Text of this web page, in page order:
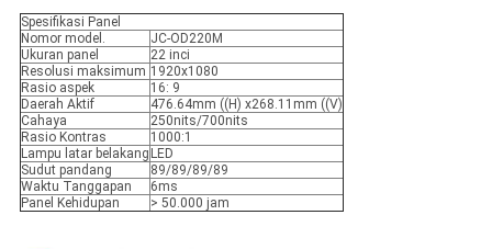
Spesifikasi Panel
Nomor model.
JC-OD220M
Ukuran panel
22 inci
Resolusi maksimum 1920x1080
Rasio aspek
16: 9
Daerah Aktif
476.64mm ((H) x268.11mm ((V)
Cahaya
250nits/700nits
Rasio Kontras
1000:1
Lampu latar belakang LED
Sudut pandang
89/89/89/89
Waktu Tanggapan
6ms
Panel Kehidupan
> 50.000 jam